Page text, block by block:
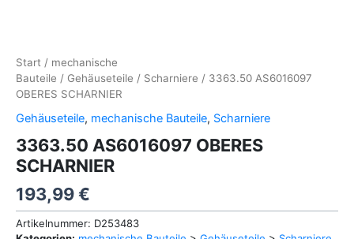
Start / mechanische
Bauteile / Gehäuseteile / Scharniere / 3363.50 AS6016097
OBERES SCHARNIER
Gehäuseteile, mechanische Bauteile, Scharniere
3363.50 AS6016097 OBERES
SCHARNIER
193,99€
Artikelnummer: D253483